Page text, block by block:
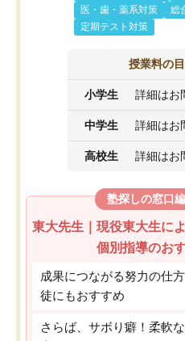
医・歯・薬系対策
総
定期テスト対策
授業料の
小学生 詳細はお
中学生 詳細はお
高校生 詳細はお
塾探しの窓口
東大先生｜現役東大生に
個別指導のお
成果につながる努力の仕
徒にもおすすめ
さらば、サボり癖！柔軟